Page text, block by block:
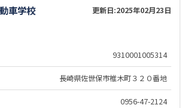
車学校 更新日:2025年02月23日
9310001005314
長崎県佐世保市椎木町３２０番地
0956-47-2124